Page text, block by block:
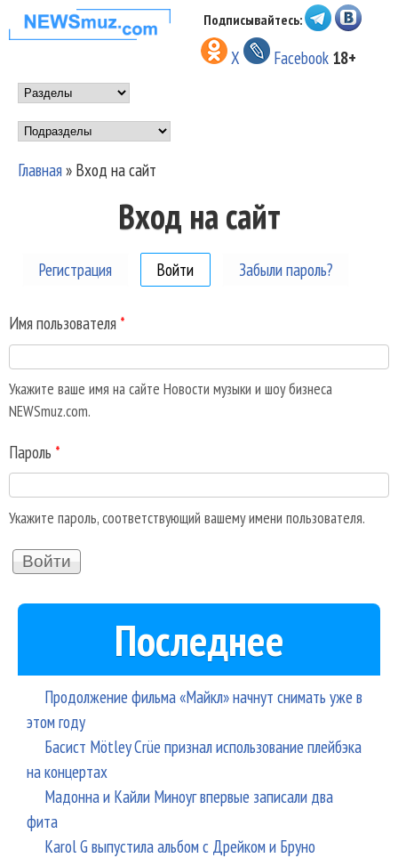
Перейти к основному
содержанию
НОВОСТИ
МУЗЫКИ И
ШОУ БИЗНЕСА
NEWSMUZ.COM
Подписывайтесь:
X Facebook 18+
Main menu
Подразделы
Вы здесь
Главная» Вход на сайт
Вход на сайт
Регистрация Войти (активная вкладка)
Забыли пароль?
Имя пользователя *
Укажите ваше имя на сайте Новости музыки и шоу бизнеса
NEWSmuz.com.
Пароль *
Укажите пароль, соответствующий вашему имени пользователя.
Последнее
Продолжение фильма «Майкл» начнут снимать уже в
этом году
Басист Mötley Crüe признал использование плейбэка
на концертах
Мадонна и Кайли Миноуг впервые записали два
фита
Karol G выпустила альбом с Дрейком и Бруно